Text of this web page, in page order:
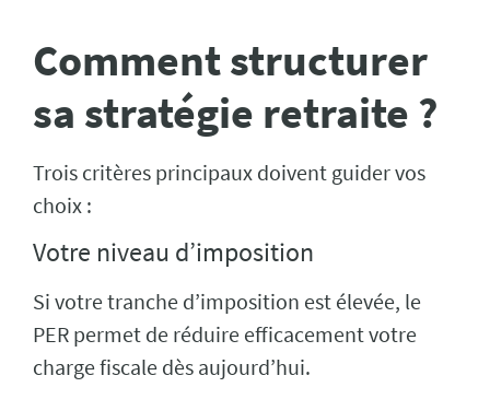
Comment structurer
sa stratégie retraite ?
Trois critères principaux doivent guider vos
choix :
Votre niveau d’imposition
Si votre tranche d’imposition est élevée, le
PER permet de réduire efficacement votre
charge fiscale dès aujourd’hui.